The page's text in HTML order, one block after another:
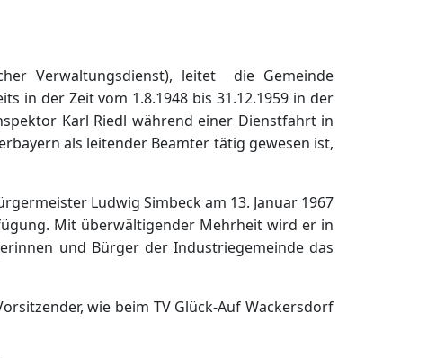
Verwaltungsdienst), leitet die Gemeinde
in der Zeit vom 1.8.1948 bis 31.12.1959 in der
Karl Riedl während einer Dienstfahrt in
als leitender Beamter tätig gewesen ist,
Ludwig Simbeck am 13. Januar 1967
Mit überwältigender Mehrheit wird er in
und Bürger der Industriegemeinde das
wie beim TV Glück-Auf Wackersdorf